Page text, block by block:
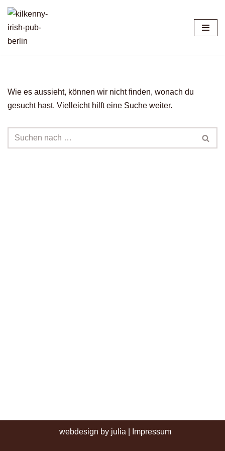
Zum
Inhalt
Wie es aussieht, können wir nicht finden, wonach du
gesucht hast. Vielleicht hilft eine Suche weiter.
webdesign by julia Impressum